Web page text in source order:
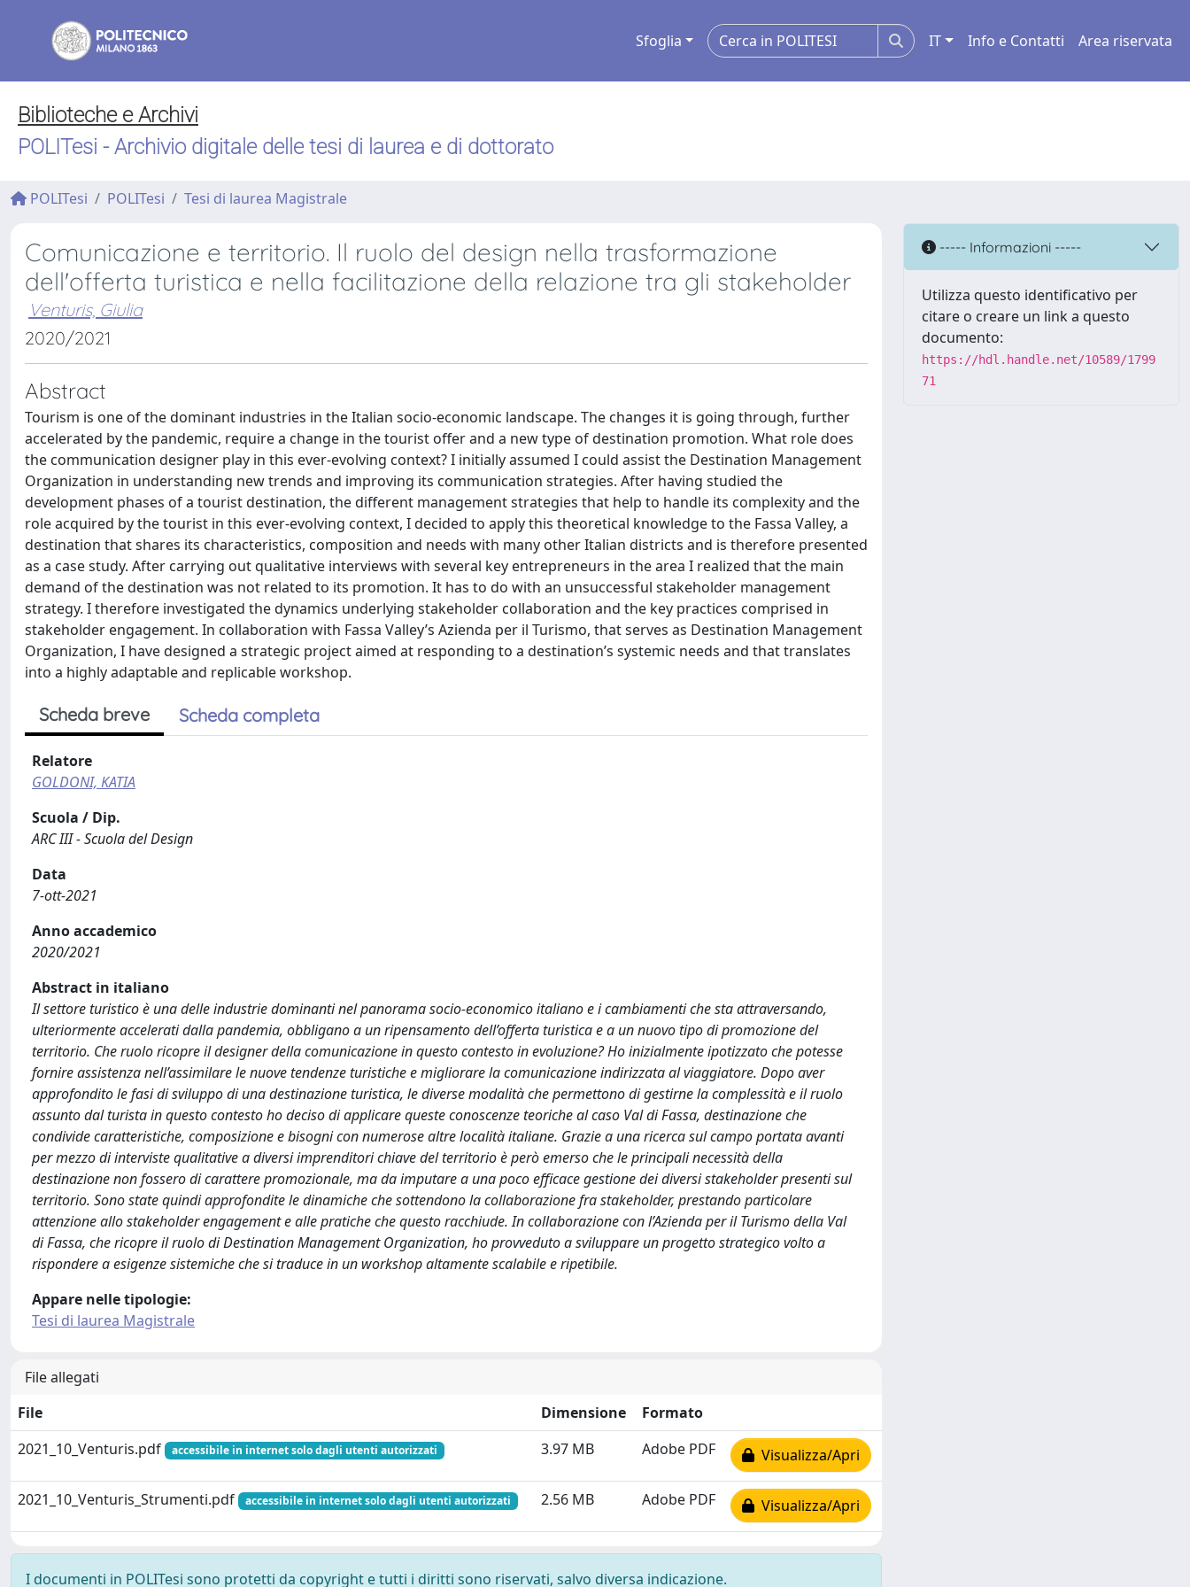
Sfoglia IT Info e Contatti Area riservata
Biblioteche e Archivi
POLITesi - Archivio digitale delle tesi di laurea e di dottorato
POLITesi POLITesi Tesi di laurea Magistrale
Comunicazione e territorio. Il ruolo del design nella trasformazione
dell'offerta turistica e nella facilitazione della relazione tra gli stakeholder
Venturis, Giulia
2020/2021
Abstract
Tourism is one of the dominant industries in the Italian socio-economic landscape. The changes it is going through, further
accelerated by the pandemic, require a change in the tourist offer and a new type of destination promotion. What role does
the communication designer play in this ever-evolving context? I initially assumed I could assist the Destination Management
Organization in understanding new trends and improving its communication strategies. After having studied the
development phases of a tourist destination, the different management strategies that help to handle its complexity and the
role acquired by the tourist in this ever-evolving context, I decided to apply this theoretical knowledge to the Fassa Valley, a
destination that shares its characteristics, composition and needs with many other Italian districts and is therefore presented
as a case study. After carrying out qualitative interviews with several key entrepreneurs in the area I realized that the main
demand of the destination was not related to its promotion. It has to do with an unsuccessful stakeholder management
strategy. I therefore investigated the dynamics underlying stakeholder collaboration and the key practices comprised in
stakeholder engagement. In collaboration with Fassa Valley’s Azienda per il Turismo, that serves as Destination Management
Organization, I have designed a strategic project aimed at responding to a destination’s systemic needs and that translates
into a highly adaptable and replicable workshop.
Scheda breve Scheda completa
Relatore
GOLDONI, KATIA
Scuola / Dip.
ARC III - Scuola del Design
Data
7-ott-2021
Anno accademico
2020/2021
Abstract in italiano
Il settore turistico è una delle industrie dominanti nel panorama socio-economico italiano e i cambiamenti che sta attraversando,
ulteriormente accelerati dalla pandemia, obbligano a un ripensamento dell’offerta turistica e a un nuovo tipo di promozione del
territorio. Che ruolo ricopre il designer della comunicazione in questo contesto in evoluzione? Ho inizialmente ipotizzato che potesse
fornire assistenza nell’assimilare le nuove tendenze turistiche e migliorare la comunicazione indirizzata al viaggiatore. Dopo aver
approfondito le fasi di sviluppo di una destinazione turistica, le diverse modalità che permettono di gestirne la complessità e il ruolo
assunto dal turista in questo contesto ho deciso di applicare queste conoscenze teoriche al caso Val di Fassa, destinazione che
condivide caratteristiche, composizione e bisogni con numerose altre località italiane. Grazie a una ricerca sul campo portata avanti
per mezzo di interviste qualitative a diversi imprenditori chiave del territorio è però emerso che le principali necessità della
destinazione non fossero di carattere promozionale, ma da imputare a una poco efficace gestione dei diversi stakeholder presenti sul
territorio. Sono state quindi approfondite le dinamiche che sottendono la collaborazione fra stakeholder, prestando particolare
attenzione allo stakeholder engagement e alle pratiche che questo racchiude. In collaborazione con l’Azienda per il Turismo della Val
di Fassa, che ricopre il ruolo di Destination Management Organization, ho provveduto a sviluppare un progetto strategico volto a
rispondere a esigenze sistemiche che si traduce in un workshop altamente scalabile e ripetibile.
Appare nelle tipologie:
Tesi di laurea Magistrale
File allegati
File
Dimensione
Formato
2021_10_Venturis.pdf
accessibile in internet solo dagli utenti autorizzati 3.97 MB Adobe PDF Visualizza/Apri
2021_10_Venturis_Strumenti.pdf accessibile in internet solo dagli utenti autorizzati 2.56 MB Adobe PDF Visualizza/Apri
I documenti in POLITesi sono protetti da copyright e tutti i diritti sono riservati, salvo diversa indicazione.
----- Informazioni -----
Utilizza questo identificativo per
citare o creare un link a questo
documento:
https://hdl.handle.net/10589/1799
71